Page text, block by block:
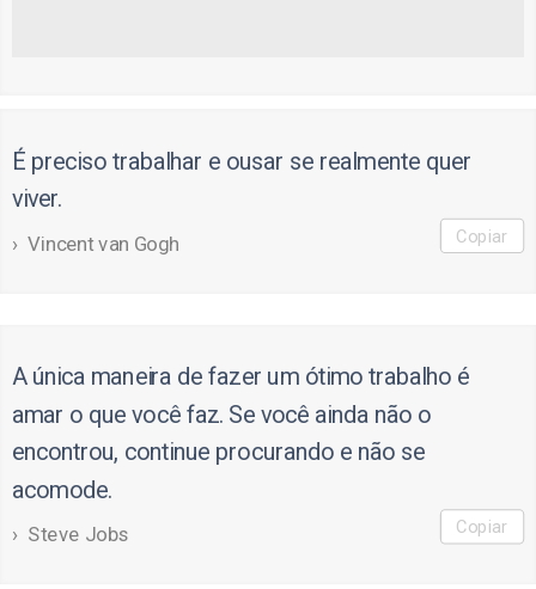
É preciso trabalhar e ousar se realmente quer
viver.
Vincent van Gogh Copiar
A única maneira de fazer um ótimo trabalho é
amar o que você faz. Se você ainda não o
encontrou, continue procurando e não se
acomode.
Steve Jobs Copiar